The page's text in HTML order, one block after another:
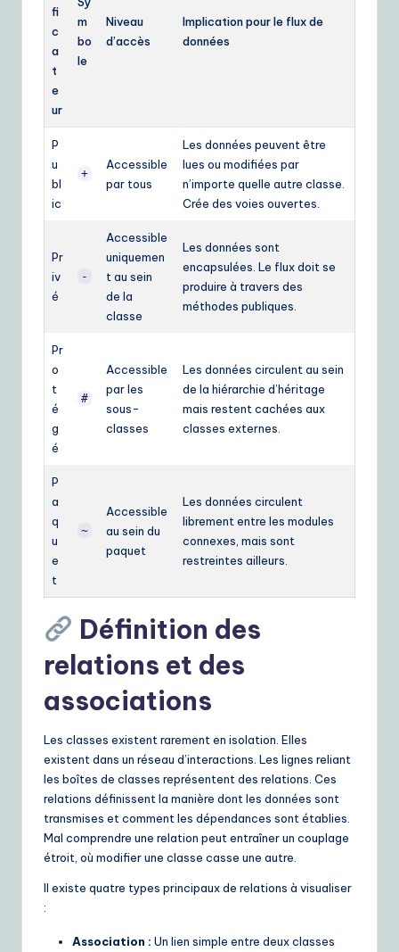
fi
c
a
t
e
ur
m
bo
le
Niveau
d’accès
Implication pour le flux de
données
P
u
bl
ic
+
Accessible
par tous
Les données peuvent être
lues ou modifiées par
n’importe quelle autre classe.
Crée des voies ouvertes.
Pr
iv
é
-
Accessible
uniquemen
t au sein
de la
classe
Les données sont
encapsulées. Le flux doit se
produire à travers des
méthodes publiques.
Pr
o
t
é
g
é
#
Accessible
par les
sous-
classes
Les données circulent au sein
de la hiérarchie d’héritage
mais restent cachées aux
classes externes.
P
a
q
u
e
t
~
Accessible
au sein du
paquet
Les données circulent
librement entre les modules
connexes, mais sont
restreintes ailleurs.
Définition des
relations et des
associations
Les classes existent rarement en isolation. Elles
existent dans un réseau d’interactions. Les lignes reliant
les boîtes de classes représentent des relations. Ces
relations définissent la manière dont les données sont
transmises et comment les dépendances sont établies.
Mal comprendre une relation peut entraîner un couplage
étroit, où modifier une classe casse une autre.
Il existe quatre types principaux de relations à visualiser
:
Association : Un lien simple entre deux classes